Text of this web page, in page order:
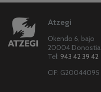
Atzegi
Okendo 6, bajo
20004 Donostia
Tel: 943 42 39 42
CIF: G20044095